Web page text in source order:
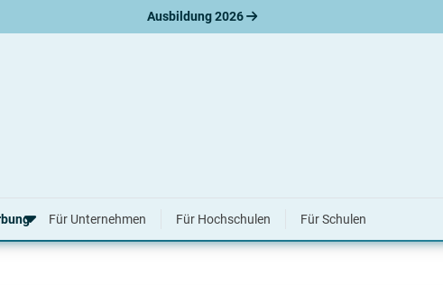
Ausbildung 2026
Für Unternehmen Für Hochschulen Für Schulen